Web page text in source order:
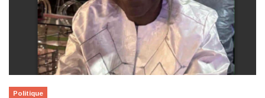
Politique